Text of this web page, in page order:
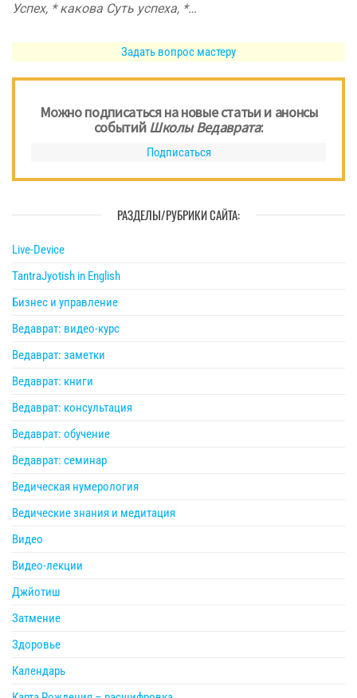
​​Успех​, * какова Суть успеха, *…
Задать вопрос мастеру
Можно подписаться на новые статьи и анонсы
событийШколы Ведаврата:
Подписаться
РАЗДЕЛЫ/РУБРИКИ САЙТА:
Live-Device
TantraJyotish in English
Бизнес и управление
Ведаврат: видео-курс
Ведаврат: заметки
Ведаврат: книги
Ведаврат: консультация
Ведаврат: обучение
Ведаврат: семинар
Ведическая нумерология
Ведические знания и медитация
Видео
Видео-лекции
Джйотиш
Затмение
Здоровье
Календарь